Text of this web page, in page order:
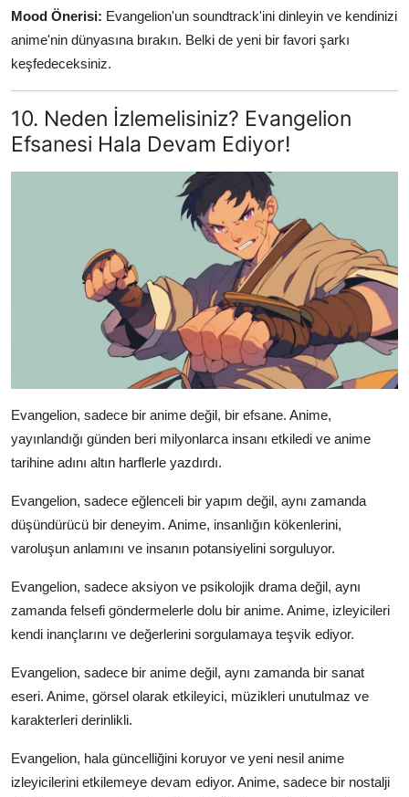
Mood Önerisi: Evangelion'un soundtrack'ini dinleyin ve kendinizi
anime'nin dünyasına bırakın. Belki de yeni bir favori şarkı
keşfedeceksiniz.
10. Neden İzlemelisiniz? Evangelion
Efsanesi Hala Devam Ediyor!
Evangelion, sadece bir anime değil, bir efsane. Anime,
yayınlandığı günden beri milyonlarca insanı etkiledi ve anime
tarihine adını altın harflerle yazdırdı.
Evangelion, sadece eğlenceli bir yapım değil, aynı zamanda
düşündürücü bir deneyim. Anime, insanlığın kökenlerini,
varoluşun anlamını ve insanın potansiyelini sorguluyor.
Evangelion, sadece aksiyon ve psikolojik drama değil, aynı
zamanda felsefi göndermelerle dolu bir anime. Anime, izleyicileri
kendi inançlarını ve değerlerini sorgulamaya teşvik ediyor.
Evangelion, sadece bir anime değil, aynı zamanda bir sanat
eseri. Anime, görsel olarak etkileyici, müzikleri unutulmaz ve
karakterleri derinlikli.
Evangelion, hala güncelliğini koruyor ve yeni nesil anime
izleyicilerini etkilemeye devam ediyor. Anime, sadece bir nostalji